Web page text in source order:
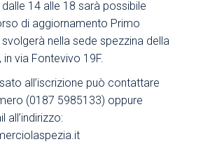
14 alle 18 sarà possibile
di aggiornamento Primo
nella sede spezzina della
via Fontevivo 19F.
all’iscrizione può contattare
(0187 5985133) oppure
all’indirizzo: